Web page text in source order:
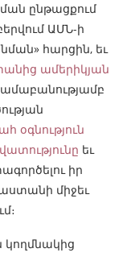
ընթացքում
ԱՄՆ-ի
հարցին, եւ
ամերիկյան
օգնություն
եւ
իր
միջեւ
կողմնակից